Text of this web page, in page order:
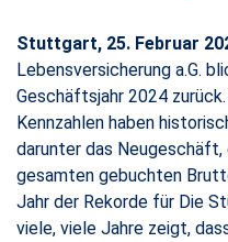
Stuttgart, 25. Februar
Lebensversicherung a.G.
Geschäftsjahr 2024
Kennzahlen haben
darunter das
gesamten gebuchten
Jahr der Rekorde für Die
viele, viele Jahre zeigt,